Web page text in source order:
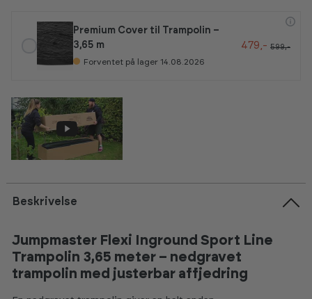
Premium Cover til Trampolin –
3,65 m
Forventet på lager 14.08.2026
479,- 599,-
Beskrivelse
Jumpmaster Flexi Inground Sport Line
Trampolin 3,65 meter – nedgravet
trampolin med justerbar affjedring